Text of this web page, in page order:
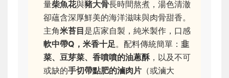
量柴魚花與豬大骨長時間熬煮，湯色清澈
卻蘊含深厚鮮美的海洋滋味與肉骨甜香。
主角米苔目是店家自製，純米製作，口感
軟中帶Q，米香十足。配料傳統簡單： 韭
菜、豆芽菜、香噴噴的油蔥酥，以及不可
或缺的手切帶點肥的滷肉片 （或滷大